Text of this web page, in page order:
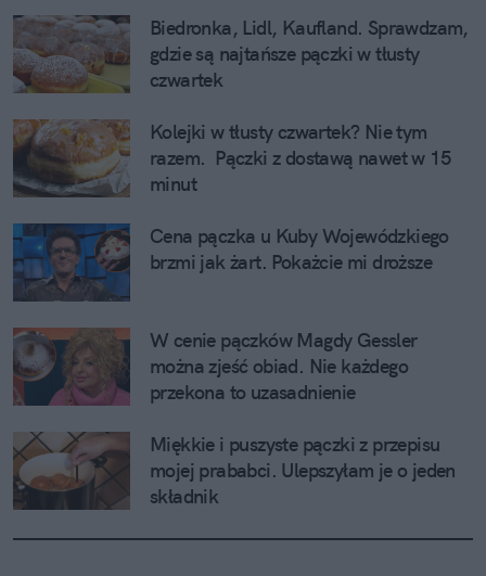
Biedronka, Lidl, Kaufland. Sprawdzam,
gdzie są najtańsze pączki w tłusty
czwartek
Kolejki w tłusty czwartek? Nie tym
razem.  Pączki z dostawą nawet w 15
minut
Cena pączka u Kuby Wojewódzkiego
brzmi jak żart. Pokażcie mi droższe
W cenie pączków Magdy Gessler
można zjeść obiad. Nie każdego
przekona to uzasadnienie
Miękkie i puszyste pączki z przepisu
mojej prababci. Ulepszyłam je o jeden
składnik